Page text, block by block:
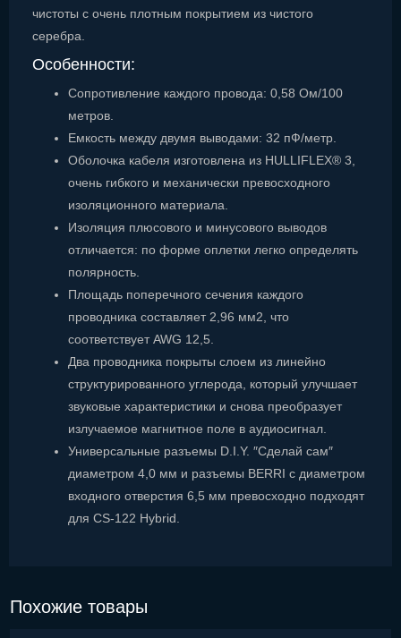
чистоты с очень плотным покрытием из чистого
серебра.
Особенности:
Сопротивление каждого провода: 0,58 Ом/100
метров.
Емкость между двумя выводами: 32 пФ/метр.
Оболочка кабеля изготовлена из HULLIFLEX® 3,
очень гибкого и механически превосходного
изоляционного материала.
Изоляция плюсового и минусового выводов
отличается: по форме оплетки легко определять
полярность.
Площадь поперечного сечения каждого
проводника составляет 2,96 мм2, что
соответствует AWG 12,5.
Два проводника покрыты слоем из линейно
структурированного углерода, который улучшает
звуковые характеристики и снова преобразует
излучаемое магнитное поле в аудиосигнал.
Универсальные разъемы D.I.Y. ″Сделай сам″
диаметром 4,0 мм и разъемы BERRI с диаметром
входного отверстия 6,5 мм превосходно подходят
для CS-122 Hybrid.
Похожие товары